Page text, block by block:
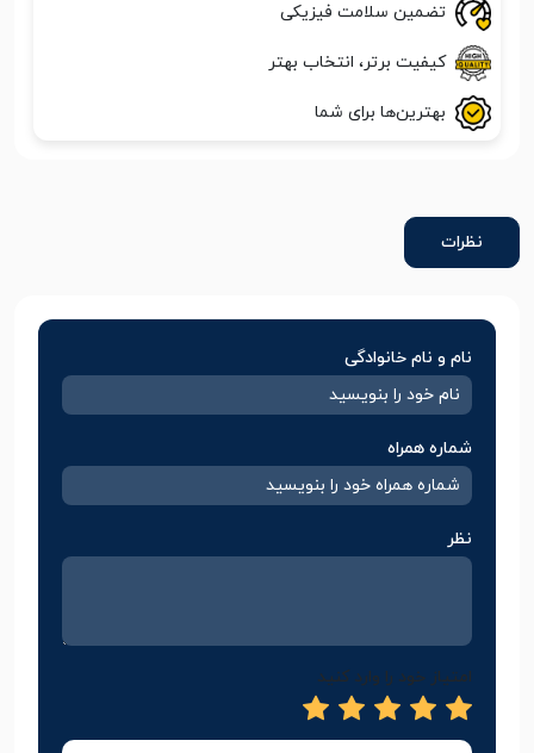
تضمین سلامت فیزیکی
کیفیت برتر، انتخاب بهتر
بهترین‌ها برای شما
نظرات
نام و نام خانوادگی
شماره همراه
نظر
امتیاز خود را وارد کنید